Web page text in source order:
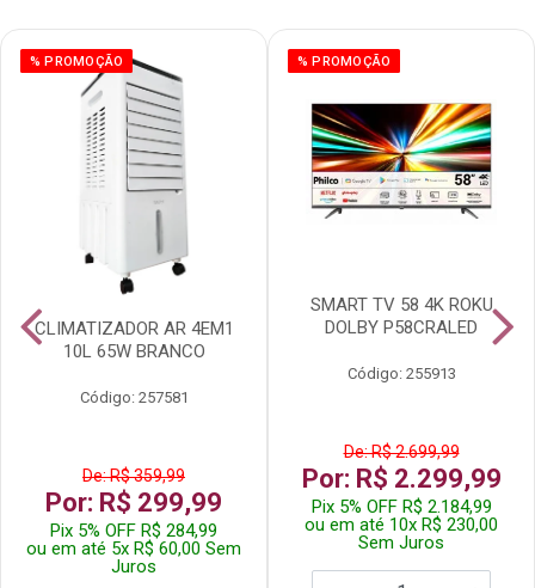
% PROMOÇÃO
CLIMATIZADOR AR 4EM1
10L 65W BRANCO
Código: 257581
De: R$ 359,99
Por: R$ 299,99
Pix 5% OFF R$ 284,99
ou em até 5x R$ 60,00 Sem
Juros
% PROMOÇÃO
SMART TV 58 4K ROKU
DOLBY P58CRALED
Código: 255913
De: R$ 2.699,99
Por: R$ 2.299,99
Pix 5% OFF R$ 2.184,99
ou em até 10x R$ 230,00
Sem Juros